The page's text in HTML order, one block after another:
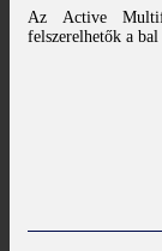
Az Active
felszerelhetők a